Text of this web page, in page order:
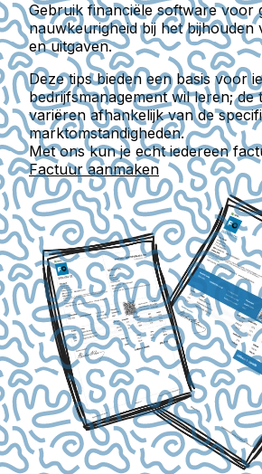
Gebruik financiële software voor
nauwkeurigheid bij het bijhouden
en uitgaven.
Deze tips bieden een basis voor
bedrijfsmanagement wil leren; de
variëren afhankelijk van de
marktomstandigheden.
Met ons kun je echt iedereen
Factuur aanmaken